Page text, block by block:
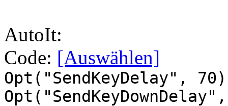
AutoIt:
Code: [Auswählen]
Opt("SendKeyDelay", 70)